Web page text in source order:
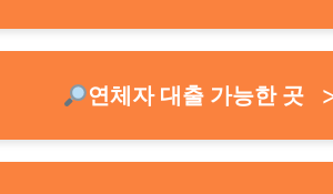
연체자 대출 가능한 곳